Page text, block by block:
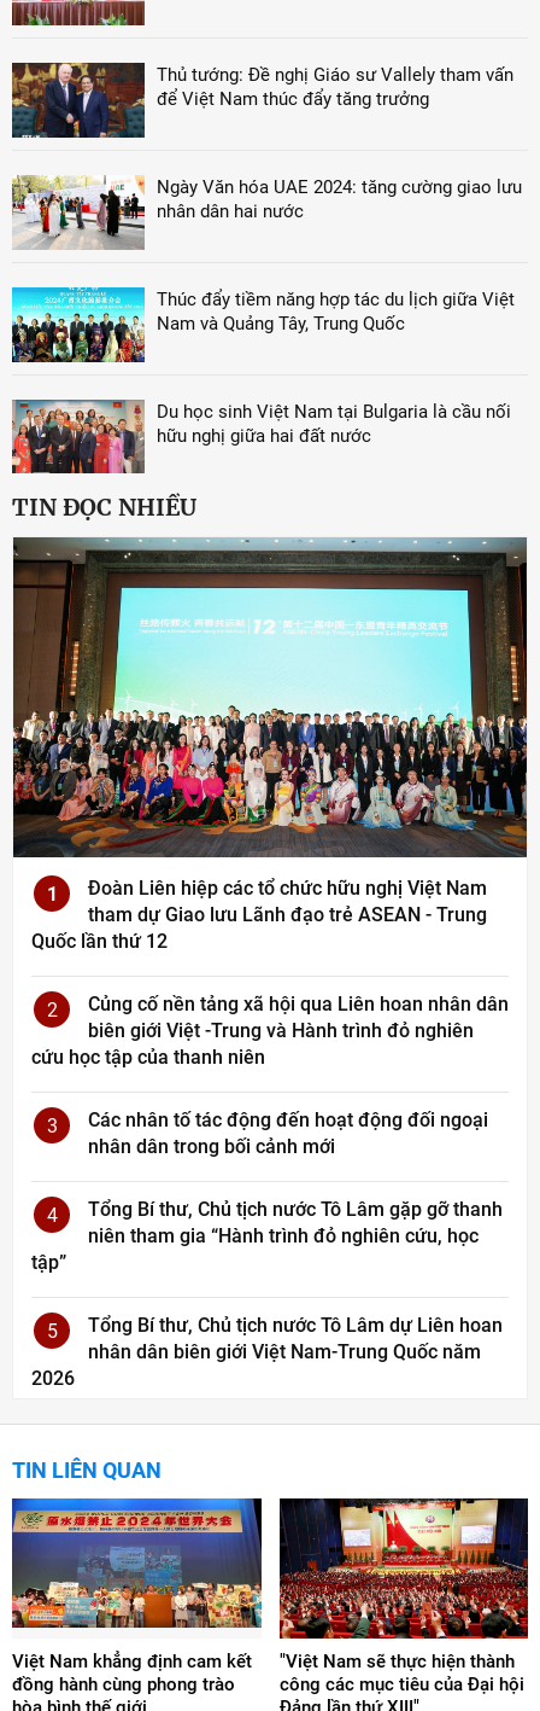
Thủ tướng: Đề nghị Giáo sư Vallely tham vấn
để Việt Nam thúc đẩy tăng trưởng
Ngày Văn hóa UAE 2024: tăng cường giao lưu
nhân dân hai nước
Thúc đẩy tiềm năng hợp tác du lịch giữa Việt
Nam và Quảng Tây, Trung Quốc
Du học sinh Việt Nam tại Bulgaria là cầu nối
hữu nghị giữa hai đất nước
TIN ĐỌC NHIỀU
1
Đoàn Liên hiệp các tổ chức hữu nghị Việt Nam
tham dự Giao lưu Lãnh đạo trẻ ASEAN - Trung
Quốc lần thứ 12
2
Củng cố nền tảng xã hội qua Liên hoan nhân dân
biên giới Việt -Trung và Hành trình đỏ nghiên
cứu học tập của thanh niên
3
Các nhân tố tác động đến hoạt động đối ngoại
nhân dân trong bối cảnh mới
4
Tổng Bí thư, Chủ tịch nước Tô Lâm gặp gỡ thanh
niên tham gia “Hành trình đỏ nghiên cứu, học
tập”
5
Tổng Bí thư, Chủ tịch nước Tô Lâm dự Liên hoan
nhân dân biên giới Việt Nam-Trung Quốc năm
2026
TIN LIÊN QUAN
Việt Nam khẳng định cam kết
đồng hành cùng phong trào
"Việt Nam sẽ thực hiện thành
công các mục tiêu của Đại hội